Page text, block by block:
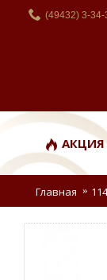
(49432) 3-
АКЦИЯ
Главная